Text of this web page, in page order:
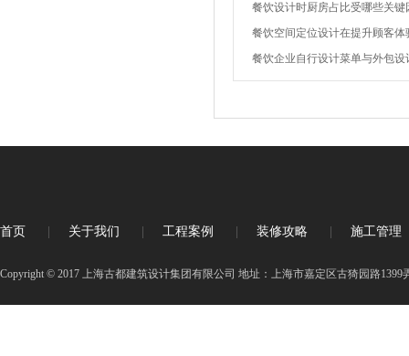
餐饮设计时厨房占比受哪些关键
餐饮空间定位设计在提升顾客体
餐饮企业自行设计菜单与外包设
首页 关于我们 工程案例 装修攻略 施工管理
Copyright © 2017 上海古都建筑设计集团有限公司 地址：上海市嘉定区古猗园路1399